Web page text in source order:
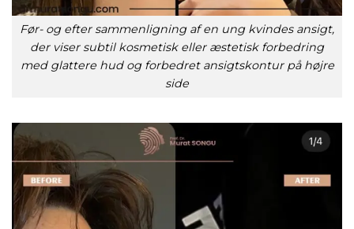
Før- og efter sammenligning af en ung kvindes ansigt,
der viser subtil kosmetisk eller æstetisk forbedring
med glattere hud og forbedret ansigtskontur på højre
side